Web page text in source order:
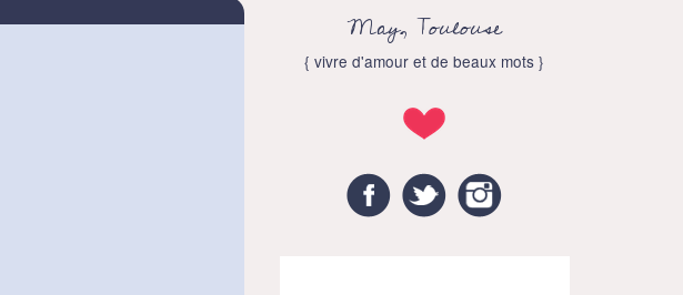
May, Toulouse
{ vivre d'amour et de beaux mots }
FacebookTwitter